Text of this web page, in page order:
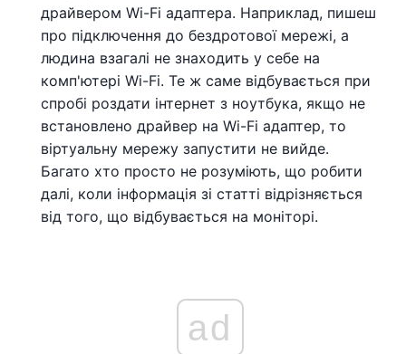
драйвером Wi-Fi адаптера. Наприклад, пишеш
про підключення до бездротової мережі, а
людина взагалі не знаходить у себе на
комп'ютері Wi-Fi. Те ж саме відбувається при
спробі роздати інтернет з ноутбука, якщо не
встановлено драйвер на Wi-Fi адаптер, то
віртуальну мережу запустити не вийде.
Багато хто просто не розуміють, що робити
далі, коли інформація зі статті відрізняється
від того, що відбувається на моніторі.
ad